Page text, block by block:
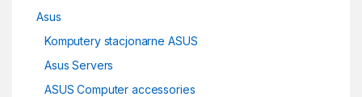
Asus
Komputery stacjonarne ASUS
Asus Servers
ASUS Computer accessories